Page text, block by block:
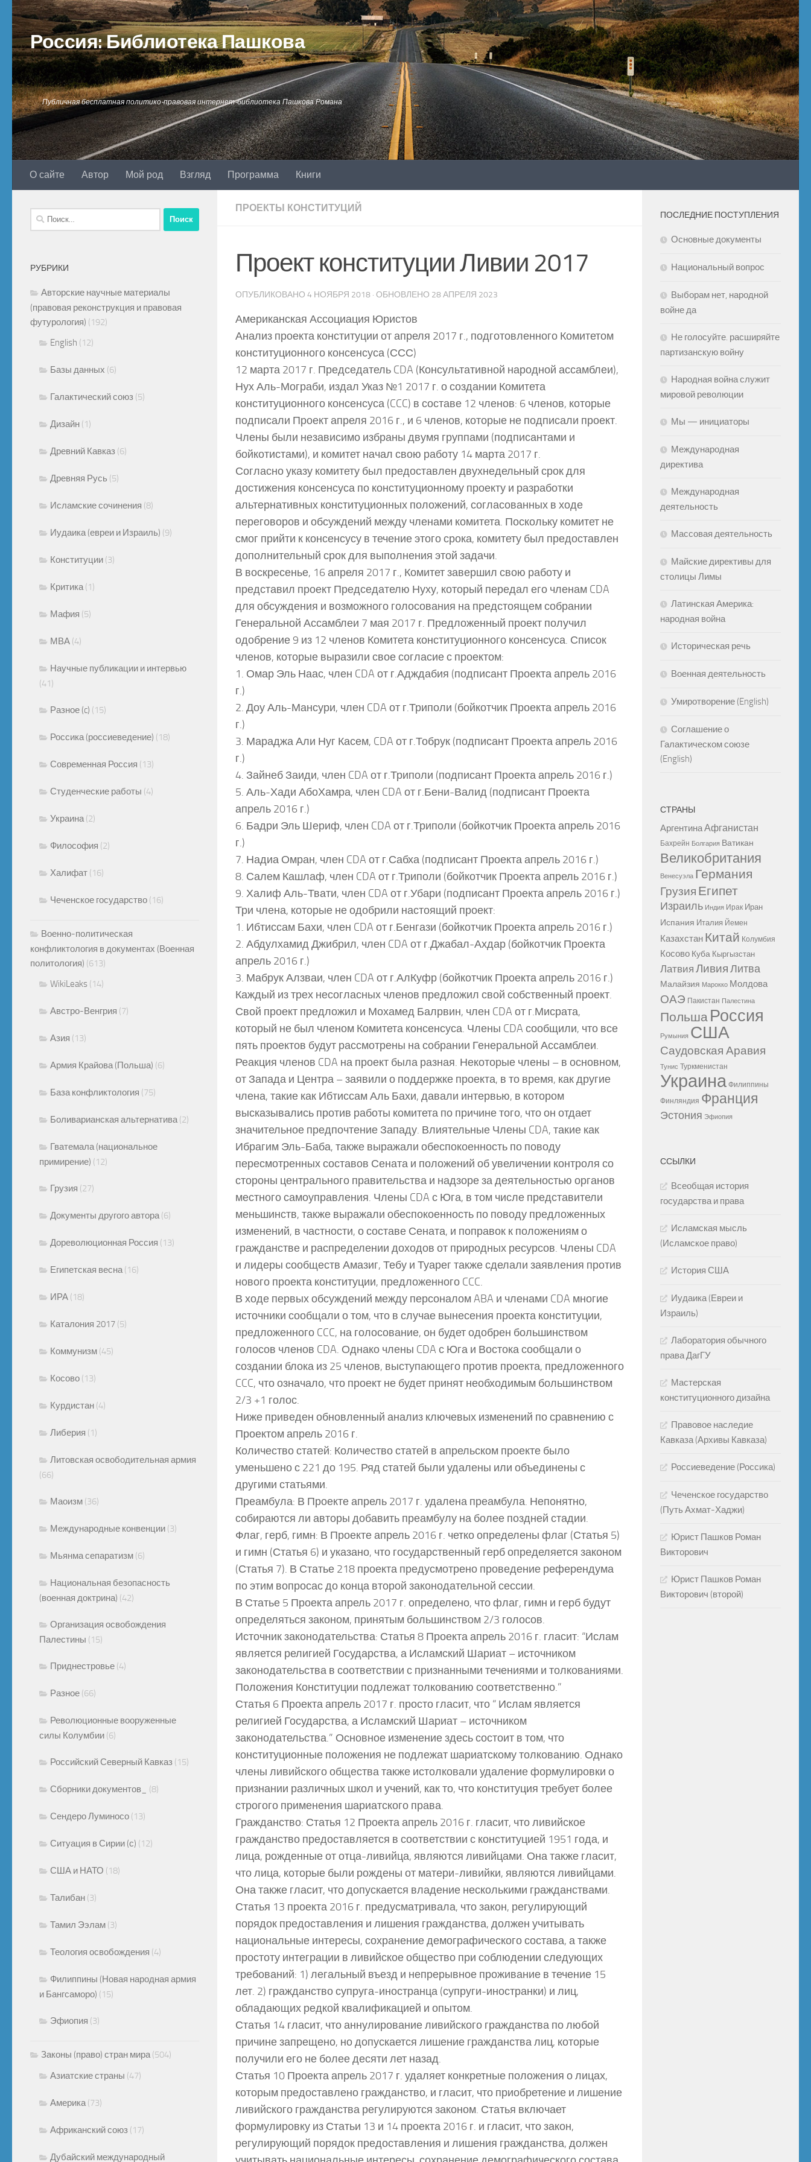
Перейти к содержимому
Россия: Библиотека Пашкова
Публичная бесплатная политико-правовая интернет-библиотека Пашкова Романа
О сайте Автор Мой род Взгляд Программа Книги
ПРОЕКТЫ КОНСТИТУЦИЙ
Проект конституции Ливии 2017
ОПУБЛИКОВАНО 4 НОЯБРЯ 2018 · ОБНОВЛЕНО 28 АПРЕЛЯ 2023
Американская Ассоциация Юристов
Анализ проекта конституции от апреля 2017 г., подготовленного Комитетом
конституционного консенсуса (ССС)
12 марта 2017 г. Председатель CDA (Консультативной народной ассамблеи),
Нух Аль-Мограби, издал Указ №1 2017 г. о создании Комитета
конституционного консенсуса (CCC) в составе 12 членов: 6 членов, которые
подписали Проект апреля 2016 г., и 6 членов, которые не подписали проект.
Члены были независимо избраны двумя группами (подписантами и
бойкотистами), и комитет начал свою работу 14 марта 2017 г.
Согласно указу комитету был предоставлен двухнедельный срок для
достижения консенсуса по конституционному проекту и разработки
альтернативных конституционных положений, согласованных в ходе
переговоров и обсуждений между членами комитета. Поскольку комитет не
смог прийти к консенсусу в течение этого срока, комитету был предоставлен
дополнительный срок для выполнения этой задачи.
В воскресенье, 16 апреля 2017 г., Комитет завершил свою работу и
представил проект Председателю Нуху, который передал его членам CDA
для обсуждения и возможного голосования на предстоящем собрании
Генеральной Ассамблеи 7 мая 2017 г. Предложенный проект получил
одобрение 9 из 12 членов Комитета конституционного консенсуса. Список
членов, которые выразили свое согласие с проектом:
1. Омар Эль Наас, член CDA от г.Адждабия (подписант Проекта апрель 2016
г.)
2. Доу Аль-Мансури, член CDA от г.Триполи (бойкотчик Проекта апрель 2016
г.)
3. Мараджа Али Нуг Касем, CDA от г.Тобрук (подписант Проекта апрель 2016
г.)
4. Зайнеб Заиди, член CDA от г.Триполи (подписант Проекта апрель 2016 г.)
5. Аль-Хади АбоХамра, член CDA от г.Бени-Валид (подписант Проекта
апрель 2016 г.)
6. Бадри Эль Шериф, член CDA от г.Триполи (бойкотчик Проекта апрель 2016
г.)
7. Надиа Омран, член CDA от г.Сабха (подписант Проекта апрель 2016 г.)
8. Салем Кашлаф, член CDA от г.Триполи (бойкотчик Проекта апрель 2016 г.)
9. Халиф Аль-Твати, член CDA от г.Убари (подписант Проекта апрель 2016 г.)
Три члена, которые не одобрили настоящий проект:
1. Ибтиссам Бахи, член CDA от г.Бенгази (бойкотчик Проекта апрель 2016 г.)
2. Абдулхамид Джибрил, член CDA от г.Джабал-Ахдар (бойкотчик Проекта
апрель 2016 г.)
3. Мабрук Алзваи, член CDA от г.АлКуфр (бойкотчик Проекта апрель 2016 г.)
Каждый из трех несогласных членов предложил свой собственный проект.
Свой проект предложил и Мохамед Балрвин, член CDA от г.Мисрата,
который не был членом Комитета консенсуса. Члены CDA сообщили, что все
пять проектов будут рассмотрены на собрании Генеральной Ассамблеи.
Реакция членов CDA на проект была разная. Некоторые члены – в основном,
от Запада и Центра – заявили о поддержке проекта, в то время, как другие
члена, такие как Ибтиссам Аль Бахи, давали интервью, в котором
высказывались против работы комитета по причине того, что он отдает
значительное предпочтение Западу. Влиятельные Члены CDA, такие как
Ибрагим Эль-Баба, также выражали обеспокоенность по поводу
пересмотренных составов Сената и положений об увеличении контроля со
стороны центрального правительства и надзоре за деятельностью органов
местного самоуправления. Члены CDA с Юга, в том числе представители
меньшинств, также выражали обеспокоенность по поводу предложенных
изменений, в частности, о составе Сената, и поправок к положениям о
гражданстве и распределении доходов от природных ресурсов. Члены CDA
и лидеры сообществ Амазиг, Тебу и Туарег также сделали заявления против
нового проекта конституции, предложенного CCC.
В ходе первых обсуждений между персоналом ABA и членами CDA многие
источники сообщали о том, что в случае вынесения проекта конституции,
предложенного CCC, на голосование, он будет одобрен большинством
голосов членов CDA. Однако члены CDA с Юга и Востока сообщали о
создании блока из 25 членов, выступающего против проекта, предложенного
CCC, что означало, что проект не будет принят необходимым большинством
2/3 +1 голос.
Ниже приведен обновленный анализ ключевых изменений по сравнению с
Проектом апрель 2016 г.
Количество статей: Количество статей в апрельском проекте было
уменьшено с 221 до 195. Ряд статей были удалены или объединены с
другими статьями.
Преамбула: В Проекте апрель 2017 г. удалена преамбула. Непонятно,
собираются ли авторы добавить преамбулу на более поздней стадии.
Флаг, герб, гимн: В Проекте апрель 2016 г. четко определены флаг (Статья 5)
и гимн (Статья 6) и указано, что государственный герб определяется законом
(Статья 7). В Статье 218 проекта предусмотрено проведение референдума
по этим вопросас до конца второй законодательной сессии.
В Статье 5 Проекта апрель 2017 г. определено, что флаг, гимн и герб будут
определяться законом, принятым большинством 2/3 голосов.
Источник законодательства: Статья 8 Проекта апрель 2016 г. гласит: “Ислам
является религией Государства, а Исламский Шариат – источником
законодательства в соответствии с признанными течениями и толкованиями.
Положения Конституции подлежат толкованию соответственно.”
Статья 6 Проекта апрель 2017 г. просто гласит, что “ Ислам является
религией Государства, а Исламский Шариат – источником
законодательства.” Основное изменение здесь состоит в том, что
конституционные положения не подлежат шариатскому толкованию. Однако
члены ливийского общества также истолковали удаление формулировки о
признании различных школ и учений, как то, что конституция требует более
строгого применения шариатского права.
Гражданство: Статья 12 Проекта апрель 2016 г. гласит, что ливийское
гражданство предоставляется в соответствии с конституцией 1951 года, и
лица, рожденные от отца-ливийца, являются ливийцами. Она также гласит,
что лица, которые были рождены от матери-ливийки, являются ливийцами.
Она также гласит, что допускается владение несколькими гражданствами.
Статья 13 проекта 2016 г. предусматривала, что закон, регулирующий
порядок предоставления и лишения гражданства, должен учитывать
национальные интересы, сохранение демографического состава, а также
простоту интеграции в ливийское общество при соблюдении следующих
требований: 1) легальный въезд и непрерывное проживание в течение 15
лет. 2) гражданство супруга-иностранца (супруги-иностранки) и лиц,
обладающих редкой квалификацией и опытом.
Статья 14 гласит, что аннулирование ливийского гражданства по любой
причине запрещено, но допускается лишение гражданства лиц, которые
получили его не более десяти лет назад.
Статья 10 Проекта апрель 2017 г. удаляет конкретные положения о лицах,
которым предоставлено гражданство, и гласит, что приобретение и лишение
ливийского гражданства регулируются законом. Статья включает
формулировку из Статьи 13 и 14 проекта 2016 г. и гласит, что закон,
регулирующий порядок предоставления и лишения гражданства, должен
Найти:
РУБРИКИ
Авторские научные материалы
(правовая реконструкция и правовая
футурология) (192)
English (12)
Базы данных (6)
Галактический союз (5)
Дизайн (1)
Древний Кавказ (6)
Древняя Русь (5)
Исламские сочинения (8)
Иудаика (евреи и Израиль) (9)
Конституции (3)
Критика (1)
Мафия (5)
МВА (4)
Научные публикации и интервью
(41)
Разное (c) (15)
Россика (россиеведение) (18)
Современная Россия (13)
Студенческие работы (4)
Украина (2)
Философия (2)
Халифат (16)
Чеченское государство (16)
Военно-политическая
конфликтология в документах (Военная
политология) (613)
WikiLeaks (14)
Австро-Венгрия (7)
Азия (13)
Армия Крайова (Польша) (6)
База конфликтология (75)
Боливарианская альтернатива (2)
Гватемала (национальное
примирение) (12)
Грузия (27)
Документы другого автора (6)
Дореволюционная Россия (13)
Египетская весна (16)
ИРА (18)
Каталония 2017 (5)
Коммунизм (45)
Косово (13)
Курдистан (4)
Либерия (1)
Литовская освободительная армия
(66)
Маоизм (36)
Международные конвенции (3)
Мьянма сепаратизм (6)
Национальная безопасность
(военная доктрина) (42)
Организация освобождения
Палестины (15)
Приднестровье (4)
Разное (66)
Революционные вооруженные
силы Колумбии (6)
Российский Северный Кавказ (15)
Сборники документов_ (8)
Сендеро Луминосо (13)
Ситуация в Сирии (с) (12)
США и НАТО (18)
Талибан (3)
Тамил Ээлам (3)
Теология освобождения (4)
Филиппины (Новая народная армия
и Бангсаморо) (15)
Эфиопия (3)
Законы (право) стран мира (504)
Азиатские страны (47)
Америка (73)
Африканский союз (17)
Дубайский международный
ПОСЛЕДНИЕ ПОСТУПЛЕНИЯ
Основные документы
Национальный вопрос
Выборам нет, народной
войне да
Не голосуйте. расширяйте
партизанскую войну
Народная война служит
мировой революции
Мы — инициаторы
Международная
директива
Международная
деятельность
Массовая деятельность
Майские директивы для
столицы Лимы
Латинская Америка:
народная война
Историческая речь
Военная деятельность
Умиротворение (English)
Соглашение о
Галактическом союзе
(English)
СТРАНЫ
АргентинаАфганистан
Бахрейн Болгария Ватикан
Великобритания
Венесуэла Германия
Грузия Египет
Израиль Индия Ирак Иран
Испания Италия Йемен
Казахстан Китай Колумбия
Косово Куба Кыргызстан
Латвия ЛивияЛитва
Малайзия Марокко Молдова
ОАЭ Пакистан Палестина
Польша Россия
Румыния США
Саудовская Аравия
Тунис Туркменистан
Украина Филиппины
Финляндия Франция
Эстония Эфиопия
ССЫЛКИ
Всеобщая история
государства и права
Исламская мысль
(Исламское право)
История США
Иудаика (Евреи и
Израиль)
Лаборатория обычного
права ДагГУ
Мастерская
конституционного дизайна
Правовое наследие
Кавказа (Архивы Кавказа)
Россиеведение (Россика)
Чеченское государство
(Путь Ахмат-Хаджи)
Юрист Пашков Роман
Викторович
Юрист Пашков Роман
Викторович (второй)